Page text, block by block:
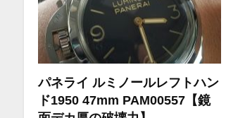
パネライ ルミノールレフトハン
ド1950 47mm PAM00557【鏡